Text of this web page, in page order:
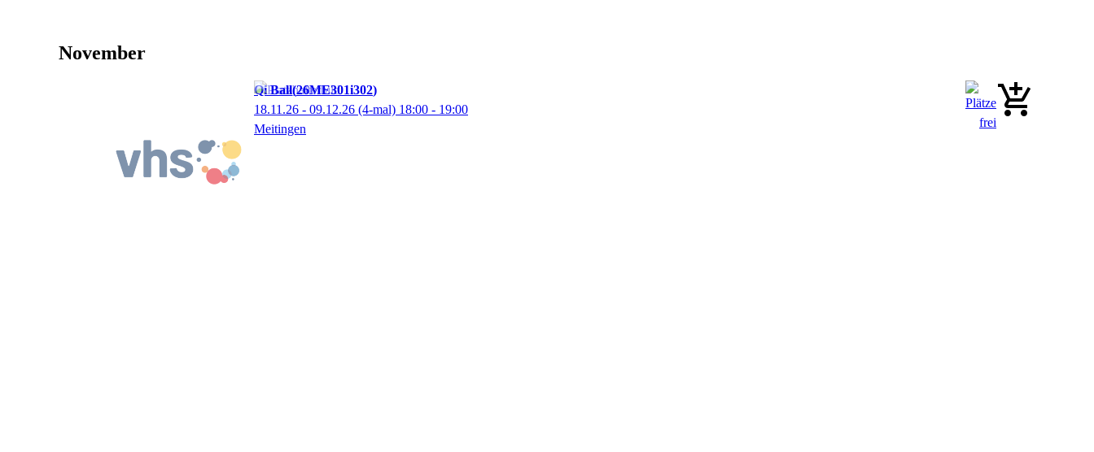
November
Qi Ball 26ME301i302
18.11.26 - 09.12.26 (4-mal) 18:00 - 19:00
Meitingen